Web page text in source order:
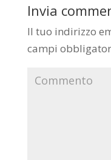
Invia
Il tuo indirizzo
campi